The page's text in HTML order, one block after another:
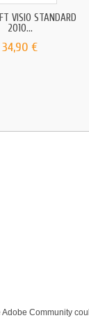
VISIO STANDARD
2010...
34,90 €
Community